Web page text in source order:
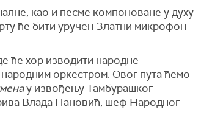
као и песме компоноване у духу
ће бити уручен Златни микрофон
ће хор изводити народне
оркестром. Овог пута ћемо
у извођењу Тамбурашког
Влада Пановић, шеф Народног